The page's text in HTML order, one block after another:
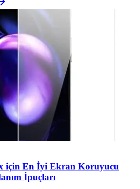
için En İyi Ekran Koruyucu
İpuçları